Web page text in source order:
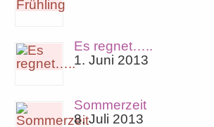
Es regnet…..
1. Juni 2013
Sommerzeit
8. Juli 2013